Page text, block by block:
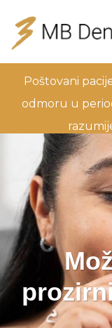
Poštovani
odmoru u